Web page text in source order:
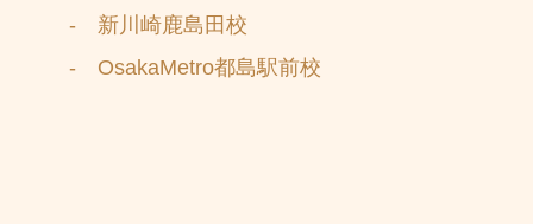
- 新川崎鹿島田校
- OsakaMetro都島駅前校